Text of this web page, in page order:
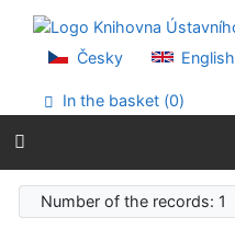
Go to menu
Accessibility declaration
Česky English
In the basket (0)
Number of the records: 1